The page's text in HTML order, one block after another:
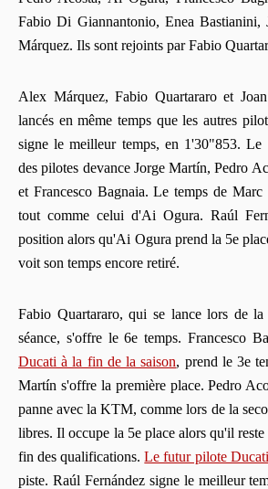
Fabio Di Giannantonio, Enea
Márquez. Ils sont rejoints par Fabio
Alex Márquez, Fabio Quartararo et
lancés en même temps que les autres
signe le meilleur temps, en 1'30"853. Le
des pilotes devance Jorge Martín, Pedro
et Francesco Bagnaia. Le temps de Marc
tout comme celui d'Ai Ogura. Raúl
position alors qu'Ai Ogura prend la 5e
voit son temps encore retiré.
Fabio Quartararo, qui se lance lors de la
séance, s'offre le 6e temps. Francesco
Ducati à la fin de la saison, prend le 3e
Martín s'offre la première place. Pedro
panne avec la KTM, comme lors de la
libres. Il occupe la 5e place alors qu'il
fin des qualifications.Le futur pilote Ducati
piste. Raúl Fernández signe le meilleur